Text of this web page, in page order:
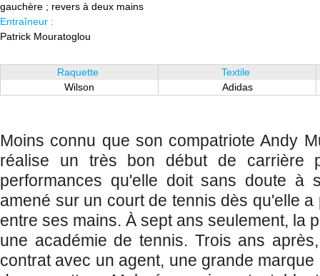
gauchère ; revers à deux mains
Entraîneur :
Patrick Mouratoglou
Raquette
Wilson
Textile
Adidas
Moins connu que son compatriote Andy
réalise un très bon début de carrière
performances qu'elle doit sans doute à
amené sur un court de tennis dès qu'elle
entre ses mains. À sept ans seulement, la
une académie de tennis. Trois ans
contrat avec un agent, une grande